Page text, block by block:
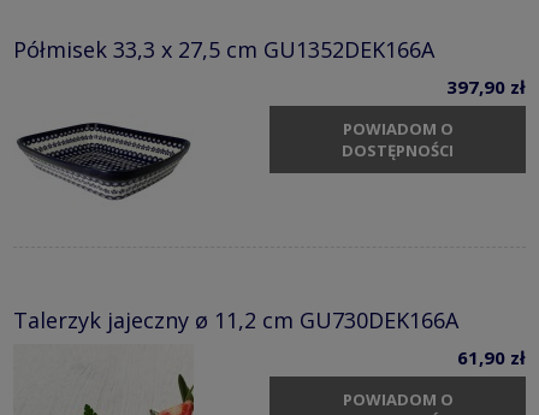
Półmisek 33,3 x 27,5 cm GU1352DEK166A
397,90 zł
POWIADOM O
DOSTĘPNOŚCI
Talerzyk jajeczny ø 11,2 cm GU730DEK166A
61,90 zł
POWIADOM O